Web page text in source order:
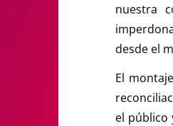
nuestra
desde el
El montaje
el público